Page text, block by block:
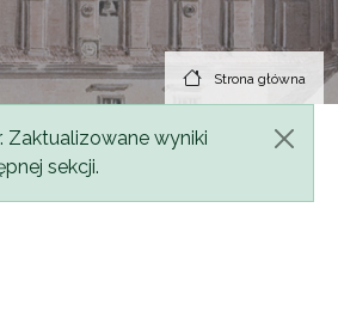
Strona główna
Zaktualizowane wyniki
sekcji.